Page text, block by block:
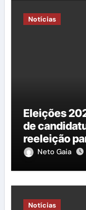
Notícias
Eleições
de
reeleição
Deputados
Neto Gaia
Notícias